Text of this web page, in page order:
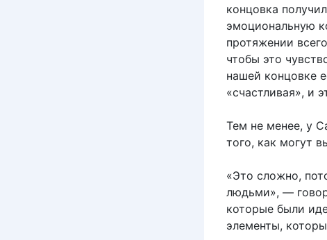
концовка
эмоциональную
протяжении
чтобы это
нашей концовке
«счастливая», и
Тем не менее, у
того, как могут
«Это сложно,
людьми», —
которые были
элементы,